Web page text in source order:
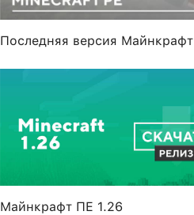
Последняя версия Майнкрафт
Майнкрафт ПЕ 1.26